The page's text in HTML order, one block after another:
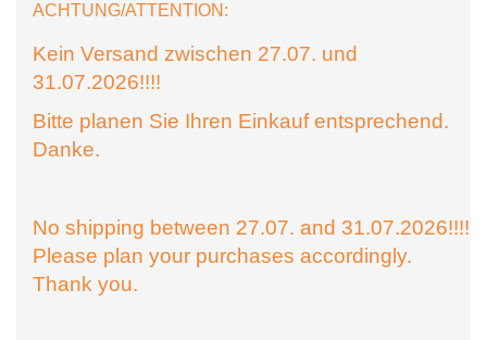
ACHTUNG/ATTENTION:
Kein Versand zwischen 27.07. und
31.07.2026!!!!
Bitte planen Sie Ihren Einkauf entsprechend.
Danke.
No shipping between 27.07. and 31.07.2026!!!!
Please plan your purchases accordingly.
Thank you.